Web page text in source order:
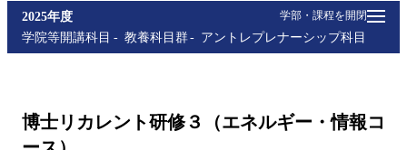
学部・課程を開閉
2025年度
学院等開講科目
教養科目群 アントレプレナーシップ科目
博士リカレント研修３（エネルギー・情報コ